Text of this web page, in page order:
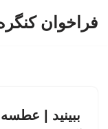
فراخوان
ببینید |